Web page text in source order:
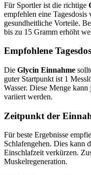
Für Sportler ist die richtige
empfehlen eine
gesundheitliche Vorteile.
bis zu 15 Gramm erhöht
Empfohlene
Die Glycin Einnahme
guter Startpunkt ist 1
Wasser. Diese Menge
variiert werden.
Zeitpunkt der
Für beste Ergebnisse
Schlafengehen. Dies kann
Einschlafzeit verkürzen.
Muskelregeneration.